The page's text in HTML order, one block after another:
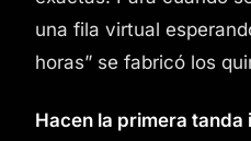
una fila virtual
horas” se fabricó los
Hacen la primera